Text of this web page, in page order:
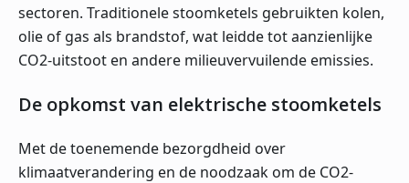
sectoren. Traditionele stoomketels gebruikten kolen,
olie of gas als brandstof, wat leidde tot aanzienlijke
CO2-uitstoot en andere milieuvervuilende emissies.
De opkomst van elektrische stoomketels
Met de toenemende bezorgdheid over
klimaatverandering en de noodzaak om de CO2-